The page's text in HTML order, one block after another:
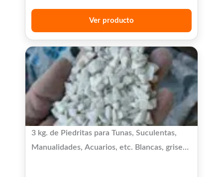
Ver producto
3 kg. de Piedritas para Tunas, Suculentas,
Manualidades, Acuarios, etc. Blancas, grises